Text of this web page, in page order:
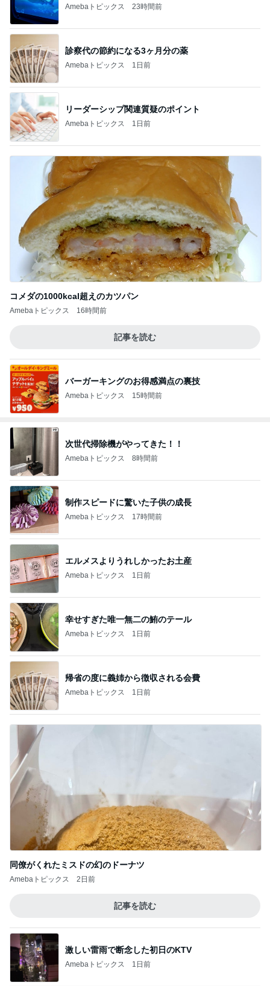
Amebaトピックス 23時間前
診察代の節約になる3ヶ月分の薬
Amebaトピックス 1日前
リーダーシップ関連質疑のポイント
Amebaトピックス 1日前
コメダの1000kcal超えのカツパン
Amebaトピックス 16時間前
記事を読む
バーガーキングのお得感満点の裏技
Amebaトピックス 15時間前
次世代掃除機がやってきた！！
Amebaトピックス 8時間前
制作スピードに驚いた子供の成長
Amebaトピックス 17時間前
エルメスよりうれしかったお土産
Amebaトピックス 1日前
幸せすぎた唯一無二の鮪のテール
Amebaトピックス 1日前
帰省の度に義姉から徴収される会費
Amebaトピックス 1日前
同僚がくれたミスドの幻のドーナツ
Amebaトピックス 2日前
記事を読む
激しい雷雨で断念した初日のKTV
Amebaトピックス 1日前